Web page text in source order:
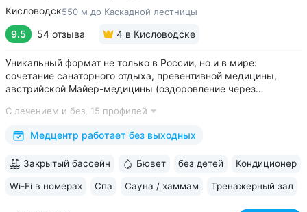
Кисловодск550 м до Каскадной лестницы
9.5 54 отзыва 4 в Кисловодске
Уникальный формат не только в России, но и в мире:
сочетание санаторного отдыха, превентивной медицины,
австрийской Майер-медицины (оздоровление через
Победитель международной премии The World Luxury Awards.
Премия «Вояж» за лучший велнес-проект...
С лечением и без, 15 профилей
Медцентр работает без выходных
Закрытый бассейн Бювет без детей Кондиционер
Wi-Fi в номерах Спа Сауна / хаммам Тренажерный зал